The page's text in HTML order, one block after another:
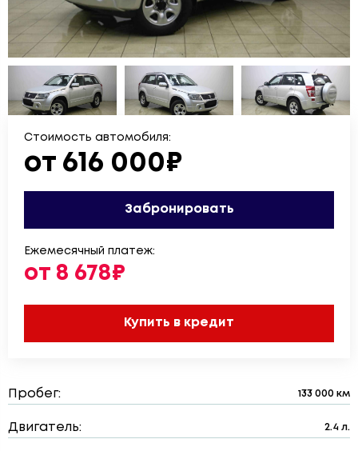
Стоимость автомобиля:
от 616 000₽
Забронировать
Ежемесячный платеж:
от 8 678₽
Купить в кредит
Пробег: 133 000 км
Двигатель: 2.4 л.